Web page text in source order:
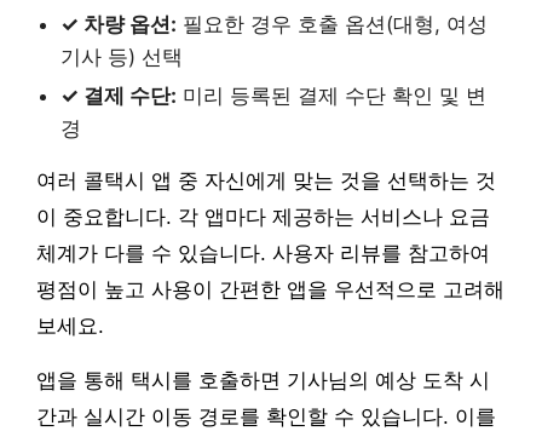
✓ 차량 옵션: 필요한 경우 호출 옵션(대형, 여성
기사 등) 선택
✓ 결제 수단: 미리 등록된 결제 수단 확인 및 변
경
여러 콜택시 앱 중 자신에게 맞는 것을 선택하는 것
이 중요합니다. 각 앱마다 제공하는 서비스나 요금
체계가 다를 수 있습니다. 사용자 리뷰를 참고하여
평점이 높고 사용이 간편한 앱을 우선적으로 고려해
보세요.
앱을 통해 택시를 호출하면 기사님의 예상 도착 시
간과 실시간 이동 경로를 확인할 수 있습니다. 이를